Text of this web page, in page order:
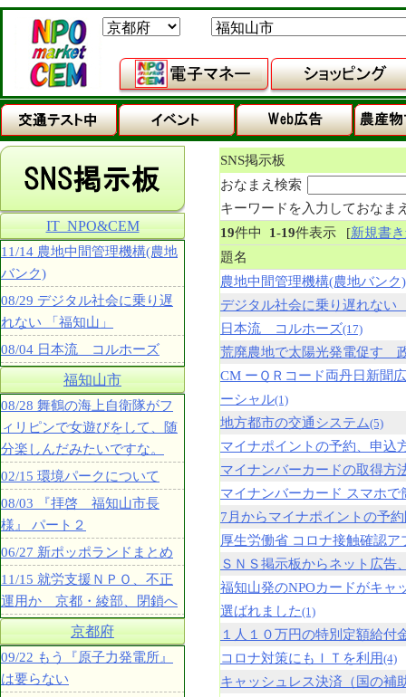
SNS掲示板
おなまえ検索
キーワードを入力しておなま
19件中 1-19件表示 [新規書
題名
農地中間管理機構(農地バンク)
デジタル社会に乗り遅れない
日本流 コルホーズ(17)
荒廃農地で太陽光発電促す
CM ーＱＲコード両丹日新
ーシャル(1)
地方都市の交通システム(5)
マイナポイントの予約、申込
マイナンバーカードの取得方
マイナンバーカード スマホで
7月からマイナポイントの予
厚生労働省 コロナ接触確認ア
ＳＮＳ掲示板からネット広告
福知山発のNPOカードがキャ
選ばれました(1)
１人１０万円の特別定額給付
コロナ対策にもＩＴを利用(4)
キャッシュレス決済（国の補
IT_NPO&CEM
11/14 農地中間管理機構(農地
バンク)
08/29 デジタル社会に乗り遅
れない 「福知山」
08/04 日本流 コルホーズ
福知山市
08/28 舞鶴の海上自衛隊がフ
ィリピンで女遊びをして、随
分楽しんだみたいですな。
02/15 環境パークについて
08/03 『拝啓 福知山市長
様』 パート２
06/27 新ポッポランドまとめ
11/15 就労支援ＮＰＯ、不正
運用か 京都・綾部、閉鎖へ
京都府
09/22 もう『原子力発電所』
は要らない